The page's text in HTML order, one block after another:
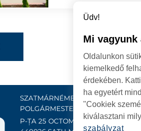
SZATMÁRNÉMETI
POLGÁRMESTERI HIVATAL
P-ȚA 25 OCTOMBRIE, NR. 1 CORP
Üdv!
Mi vagyunk
Oldalunkon
kiemelkedő
érdekében.
ha egyetért
"Cookiek
kiválasztani
szabályzat